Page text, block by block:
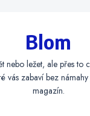
Blom
nebo ležet, ale přes to
vás zabaví bez
magazín.